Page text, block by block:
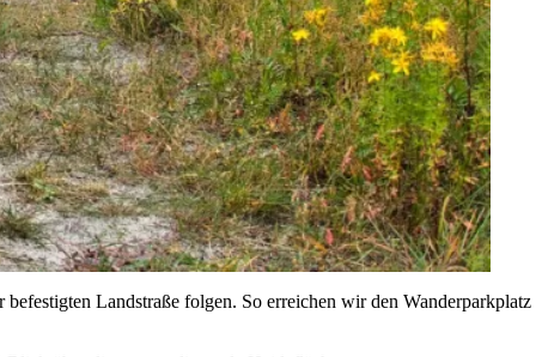
Landstraße folgen. So erreichen wir den Wanderparkplatz